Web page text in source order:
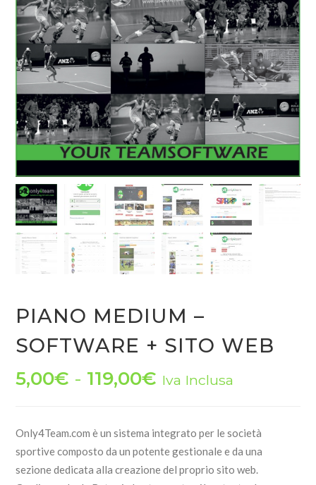
PIANO MEDIUM –
SOFTWARE + SITO WEB
5,00€ - 119,00€ Fascia
da
5,00€
Iva Inclusa
Only4Team.com è un sistema integrato per le società
sportive composto da un potente gestionale e da una
sezione dedicata alla creazione del proprio sito web.